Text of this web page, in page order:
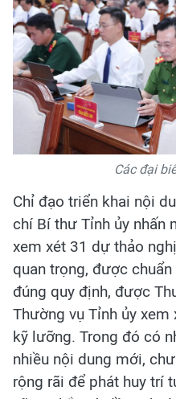
Các đại
Chỉ đạo triển khai nội
chí Bí thư Tỉnh ủy nhấn
xem xét 31 dự thảo
quan trọng, được
đúng quy định, được
Thường vụ Tỉnh ủy xem
kỹ lưỡng. Trong đó có
nhiều nội dung mới,
rộng rãi để phát huy trí